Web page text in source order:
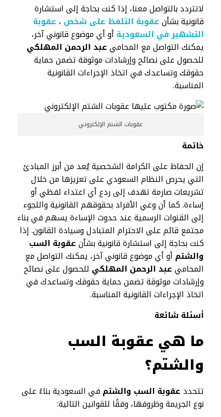
لاتتردد بالتواصل معنا، إذا كنت بحاجة إلى استشارة
قانونية بشأنعقوبة التلفظ على شخص ، عقوبة
التشهير في السعوديةأو أي موضوع قانوني آخر،
يمكنك التواصل مع المحاميعبد الرحمن المهلكي
للحصول على نصائح وإرشادات موثوقة تضمن حماية
حقوقك وتساعدك في اتخاذ الإجراءات القانونية
المناسبة.
عقوبات الشتم الإلكتروني
خاتمة
إن الحفاظ على الكرامة الشخصية يُعد من أبرز المبادئ
التي يحرص النظام السعودي على تعزيزها من خلال
تشريعات صارمة تهدف إلى ردع أي اعتداء لفظي أو
إساءة. كما أن وعي الأفراد بحقوقهم القانونية واللجوء
إلى القنوات الرسمية عند حدوث الإساءة يسهم في بناء
مجتمع قائم على الاحترام المتبادل وسيادة القانون. إذا
كنت بحاجة إلى استشارة قانونية بشأنعقوبة السب
والشتمأو أي موضوع قانوني آخر، يمكنك التواصل مع
المحاميعبد الرحمن المهلكي للحصول على نصائح
وإرشادات موثوقة تضمن حماية حقوقك وتساعدك في
اتخاذ الإجراءات القانونية المناسبة.
أسئلة شائعة
ما هي عقوبة السب
والشتم؟
تتحدد عقوبة السب والشتمفي السعودية بناءً على
نوع الجريمة وظروفها، وفقًا للقوانين التالية: